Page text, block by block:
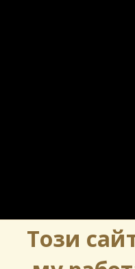
Този